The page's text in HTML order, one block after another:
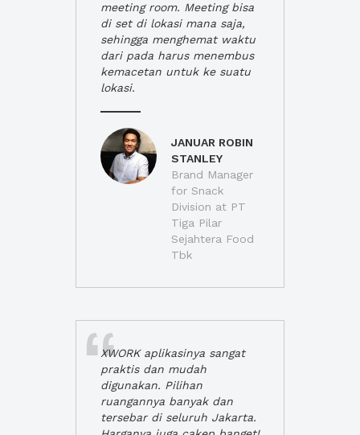
meeting room. Meeting bisa
di set di lokasi mana saja,
sehingga menghemat waktu
dari pada harus menembus
kemacetan untuk ke suatu
lokasi.
JANUAR ROBIN
STANLEY
Brand Manager
for Snack
Division at PT
Tiga Pilar
Sejahtera Food
Tbk
XWORK aplikasinya sangat
praktis dan mudah
digunakan. Pilihan
ruangannya banyak dan
tersebar di seluruh Jakarta.